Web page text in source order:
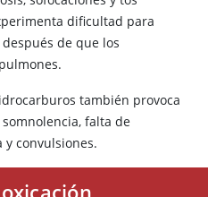
dificultad para
de que los
también provoca
falta de
y convulsiones.